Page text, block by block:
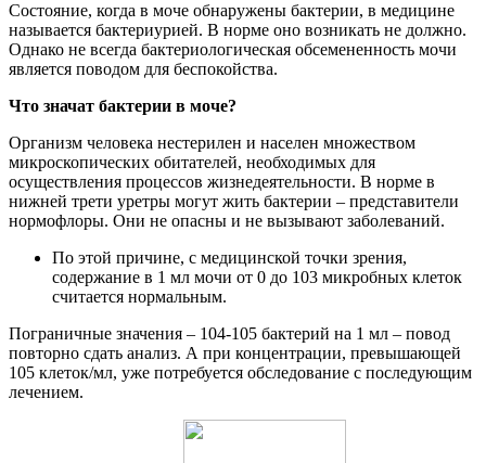
Состояние, когда в моче обнаружены бактерии, в медицине
называется бактериурией. В норме оно возникать не должно.
Однако не всегда бактериологическая обсемененность мочи
является поводом для беспокойства.
Что значат бактерии в моче?
Организм человека нестерилен и населен множеством
микроскопических обитателей, необходимых для
осуществления процессов жизнедеятельности. В норме в
нижней трети уретры могут жить бактерии – представители
нормофлоры. Они не опасны и не вызывают заболеваний.
По этой причине, с медицинской точки зрения,
содержание в 1 мл мочи от 0 до 103 микробных клеток
считается нормальным.
Пограничные значения – 104-105 бактерий на 1 мл – повод
повторно сдать анализ. А при концентрации, превышающей
105 клеток/мл, уже потребуется обследование с последующим
лечением.